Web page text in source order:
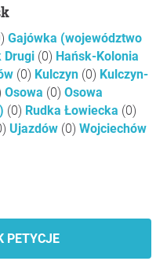
Gajówka (województwo
Drugi (0) Hańsk-Kolonia
(0) Kulczyn (0) Kulczyn-
Osowa (0) Osowa
(0) Rudka Łowiecka (0)
Ujazdów (0) Wojciechów
PETYCJE